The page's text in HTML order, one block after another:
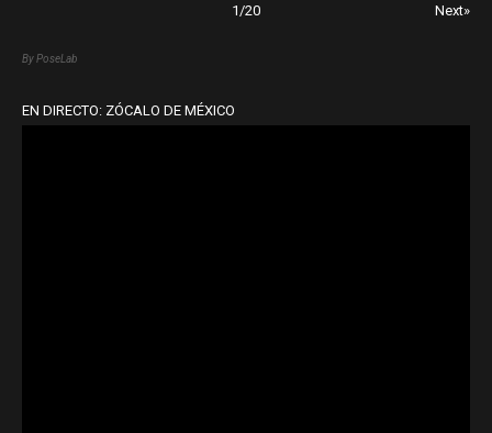
1 /20 Next»
By PoseLab
EN DIRECTO: ZÓCALO DE MÉXICO